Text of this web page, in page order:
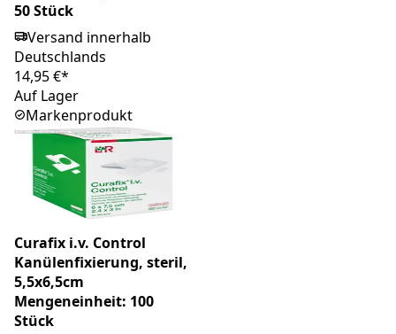
50 Stück
Versand innerhalb
Deutschlands
14,95 €*
Auf Lager
Markenprodukt
Curafix i.v. Control
Kanülenfixierung, steril,
5,5x6,5cm
Mengeneinheit: 100
Stück